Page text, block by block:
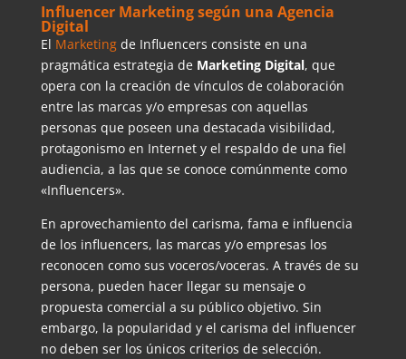
Influencer Marketing según una Agencia
Digital
El Marketingde Influencers consiste en una
pragmática estrategia de Marketing Digital, que
opera con la creación de vínculos de colaboración
entre las marcas y/o empresas con aquellas
personas que poseen una destacada visibilidad,
protagonismo en Internet y el respaldo de una fiel
audiencia, a las que se conoce comúnmente como
«Influencers».
En aprovechamiento del carisma, fama e influencia
de los influencers, las marcas y/o empresas los
reconocen como sus voceros/voceras. A través de su
persona, pueden hacer llegar su mensaje o
propuesta comercial a su público objetivo. Sin
embargo, la popularidad y el carisma del influencer
no deben ser los únicos criterios de selección.